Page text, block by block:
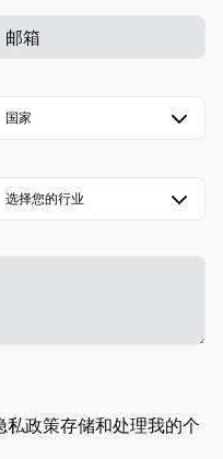
邮箱
政策存储和处理我的个